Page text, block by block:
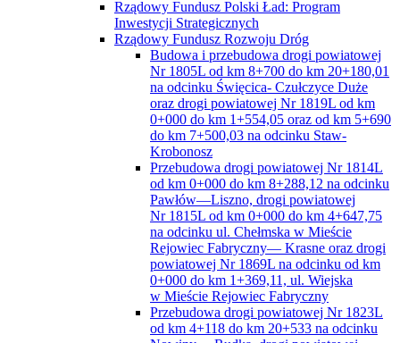
Rządowy Fundusz Polski Ład: Program
Inwestycji Strategicznych
Rządowy Fundusz Rozwoju Dróg
Budowa i przebudowa drogi powiatowej
Nr 1805L od km 8+700 do km 20+180,01
na odcinku Święcica- Czułczyce Duże
oraz drogi powiatowej Nr 1819L od km
0+000 do km 1+554,05 oraz od km 5+690
do km 7+500,03 na odcinku Staw-
Krobonosz
Przebudowa drogi powiatowej Nr 1814L
od km 0+000 do km 8+288,12 na odcinku
Pawłów—Liszno, drogi powiatowej
Nr 1815L od km 0+000 do km 4+647,75
na odcinku ul. Chełmska w Mieście
Rejowiec Fabryczny— Krasne oraz drogi
powiatowej Nr 1869L na odcinku od km
0+000 do km 1+369,11, ul. Wiejska
w Mieście Rejowiec Fabryczny
Przebudowa drogi powiatowej Nr 1823L
od km 4+118 do km 20+533 na odcinku